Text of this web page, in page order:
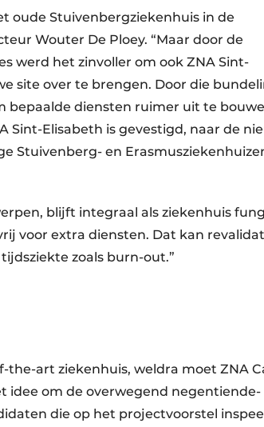
oude Stuivenbergziekenhuis in de
Wouter De Ploey. “Maar door de
werd het zinvoller om ook ZNA Sint-
site over te brengen. Door die
bepaalde diensten ruimer uit te
Sint-Elisabeth is gevestigd, naar de
Stuivenberg- en
blijft integraal als ziekenhuis
voor extra diensten. Dat kan
zoals burn-out.”
the-art ziekenhuis, weldra moet ZNA
idee om de overwegend negentiende-
die op het projectvoorstel